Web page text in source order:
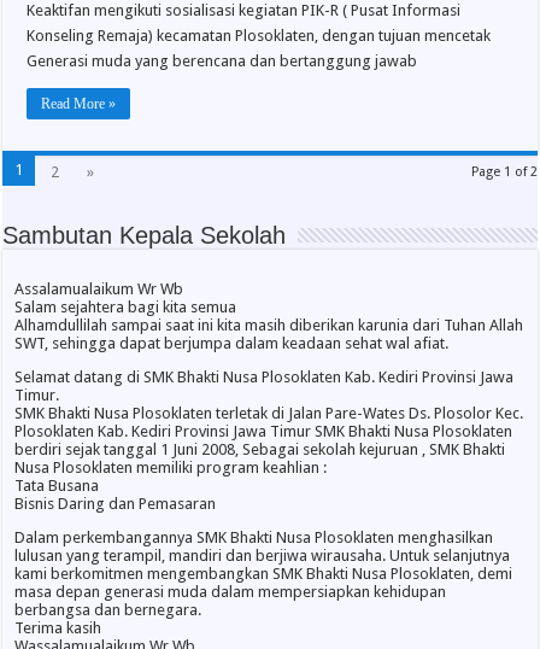
Keaktifan mengikuti sosialisasi kegiatan PIK-R ( Pusat Informasi
Konseling Remaja) kecamatan Plosoklaten, dengan tujuan mencetak
Generasi muda yang berencana dan bertanggung jawab
Read More »
Page 1 of 2
1 2 »
Sambutan Kepala Sekolah
Assalamualaikum Wr Wb
Salam sejahtera bagi kita semua
Alhamdullilah sampai saat ini kita masih diberikan karunia dari Tuhan Allah
SWT, sehingga dapat berjumpa dalam keadaan sehat wal afiat.
Selamat datang di SMK Bhakti Nusa Plosoklaten Kab. Kediri Provinsi Jawa
Timur.
SMK Bhakti Nusa Plosoklaten terletak di Jalan Pare-Wates Ds. Plosolor Kec.
Plosoklaten Kab. Kediri Provinsi Jawa Timur SMK Bhakti Nusa Plosoklaten
berdiri sejak tanggal 1 Juni 2008, Sebagai sekolah kejuruan , SMK Bhakti
Nusa Plosoklaten memiliki program keahlian :
Tata Busana
Bisnis Daring dan Pemasaran
Dalam perkembangannya SMK Bhakti Nusa Plosoklaten menghasilkan
lulusan yang terampil, mandiri dan berjiwa wirausaha. Untuk selanjutnya
kami berkomitmen mengembangkan SMK Bhakti Nusa Plosoklaten, demi
masa depan generasi muda dalam mempersiapkan kehidupan
berbangsa dan bernegara.
Terima kasih